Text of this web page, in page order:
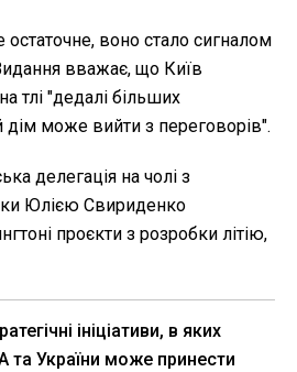
воно стало сигналом
вважає, що Київ
тлі "дедалі більших
може вийти з переговорів".
делегація на чолі з
Юлією Свириденко
проєкти з розробки літію,
ініціативи, в яких
та України може принести